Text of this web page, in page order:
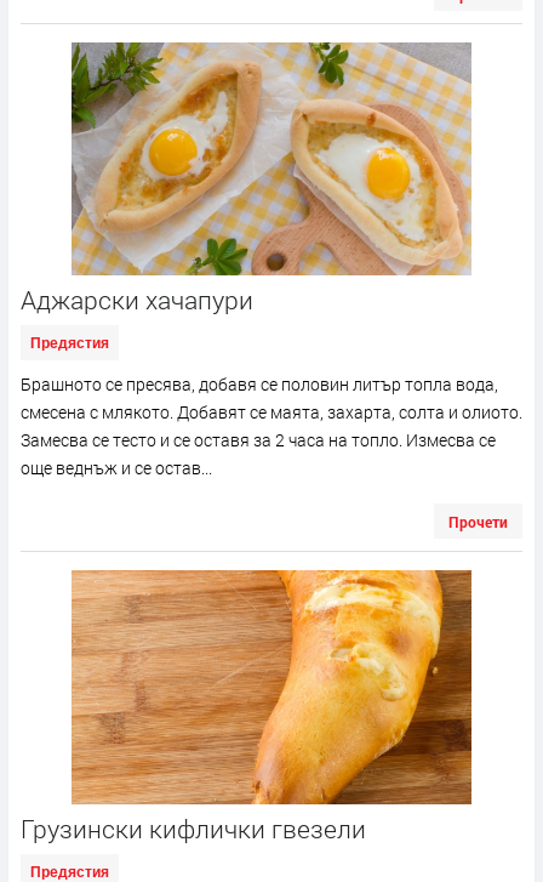
Аджарски хачапури
Предястия
Брашното се пресява, добавя се половин литър топла вода,
смесена с млякото. Добавят се маята, захарта, солта и олиото.
Замесва се тесто и се оставя за 2 часа на топло. Измесва се
още веднъж и се остав...
Прочети
Грузински кифлички гвезели
Предястия